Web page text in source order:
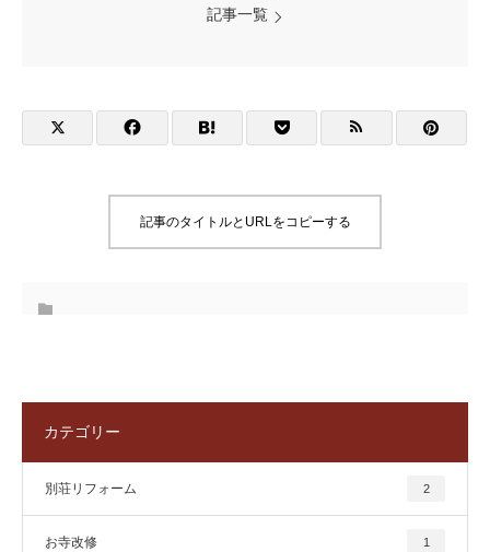
記事一覧
記事のタイトルとURLをコピーする
カテゴリー
別荘リフォーム 2
お寺改修 1